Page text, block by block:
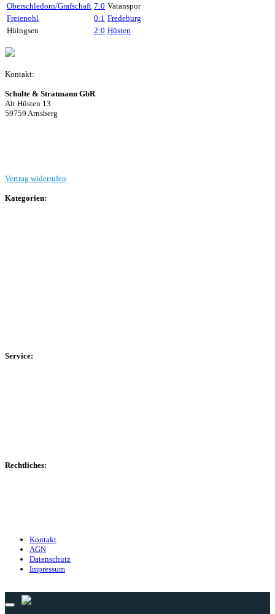
Oberschledorn/Grafschaft 7:0 Vatanspor
Freienohl
0:1 Fredeburg
Hüingsen
2:0 Hüsten
Kontakt:
Schulte & Stratmann GbR
Alt Hüsten 13
59759 Arnsberg
Vertrag widerrufen
Kategorien:
Service:
Rechtliches:
Kontakt
AGN
Datenschutz
Impressum